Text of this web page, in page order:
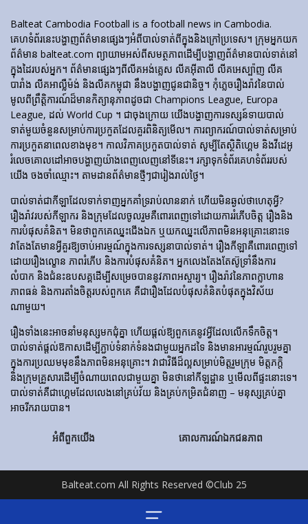
Balteat Cambodia Football is a football news in Cambodia.
គេហទំព័រ​នេះ​បង្ហាញ​ព័ត៌មាន​ផ្សេងៗ​អំពី​បាល់ទាត់​ពី​ក្នុង​និង​ក្រៅ​ប្រទេស។ ក្រុមអ្នកយក
ព័ត៌មាន balteat.com ព្យាយាមអស់ពីសមត្ថភាពដើម្បីបង្ហាញព័ត៌មានបាល់ទាត់នៅ
ក្នុងដៃរបស់អ្នក។ ព័ត៌មានផ្សេងៗពីលីគអង់គ្លេស លីគអ៊ីតាលី លីគអេស្ប៉ាញ លីគ
បារាំង លីគអាល្លឺម៉ង់ និងលីគកម្ពុជា នឹងបង្ហាញជូនជានិច្ច។ កុំភ្លេចរឿងរ៉ាវនៃបាល់
មូលពីព្រឹត្តិការណ៍ដ៏មានកិត្យានុភាពដូចជា Champions League, Europa
League, ដល់ World Cup ។ ជាចុងក្រោយ យើងបង្ហាញការទស្សន៍ទាយបាល់
ទាត់មួយចំនួនសម្រាប់ការប្រកួតដែលគួរពិនិត្យមើល។ ការព្យាករណ៍បាល់ទាត់សម្រាប់
ការប្រកួតនាពេលខាងមុខ។ កាលវិភាគប្រកួតបាល់ទាត់ សូម្បីតែស្ថិតិហ្គេម និងវីដេអូ
រំលេចគោលដៅអាចបង្ហាញយ៉ាងពេញលេញនៅទីនេះ។ រក្សាទុកទំព័រគេហទំព័ររបស់
យើង ចងចាំឈ្មោះ។ តាមដានព័ត៌មានថ្មីៗជារៀងរាល់ថ្ងៃ។
បាល់ទាត់​ជា​កីឡា​ដែល​ទាក់​ទាញ​អ្នក​គាំទ្រ​រាប់​លាន​នាក់ ហើយ​មិន​ឆ្ងល់​ថា​ហេតុអ្វី?
រឿងរ៉ាវ​របស់​កីឡាករ និង​ក្រុម​ដែល​ចូលរួម​គឺ​ពោរពេញ​ទៅ​ដោយ​ការ​រំភើប​ចិត្ត រឿង​និង​
ការ​បំផុស​គំនិត។ មិនថាពួកគេឈ្នះជើងឯក ឬយកឈ្នះលើភាពមិនអនុគ្រោះនោះទេ
វាតែងតែមានអ្វីគួរឱ្យចាប់អារម្មណ៍ក្នុងការទស្សនាបាល់ទាត់។ រឿង​កីឡា​គឺ​ពោរពេញ​ទៅ​
ដោយ​រឿង​ល្ខោន ភាព​រំភើប និង​ការ​បំផុស​គំនិត។ អ្នកលេងតែងតែស៊ូទ្រាំនឹងការ
លំបាក និងជំនះឧបសគ្គដើម្បីសម្រេចបាននូវភាពអស្ចារ្យ។ រឿងរ៉ាវនៃភាពក្លាហាន
ភាពធន់ និងការតាំងចិត្តរបស់ពួកគេ គឺជារឿងដែលបំផុសគំនិតបំផុតក្នុងវិស័យ
ណាមួយ។
រឿងទាំងនេះអាចនាំមនុស្សមកជុំគ្នា ហើយផ្តល់ឱ្យពួកគេនូវអ្វីដែលលើកទឹកចិត្ត។
បាល់ទាត់ផ្តល់ឱកាសដើម្បីភ្ជាប់ទំនាក់ទំនងជាមួយអ្នកដទៃ និងមានអារម្មណ៍រួបរួមគ្នា
ក្នុងការប្រឈមមុខនឹងភាពមិនអនុគ្រោះ។ វាជាវិធីដ៏ល្អសម្រាប់មិត្តរួមក្រុម មិត្តភក្តិ
និងក្រុមគ្រួសារដើម្បីចំណាយពេលជាមួយគ្នា មិនថានៅកីឡដ្ឋាន ឬមើលពីផ្ទះនោះទេ។
បាល់ទាត់គឺជាហ្គេមដែលលេងនៅគ្រប់វ័យ និងគ្រប់កម្រិតជំនាញ – មនុស្សគ្រប់គ្នា
អាចរីករាយបាន។
អំពីពួកយើង គោលការណ៍ឯកជនភាព
Balteat.com All Rights Reserved ©Club 25